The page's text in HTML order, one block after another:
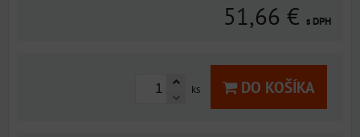
51,66 € s DPH
ks DO KOŠÍKA